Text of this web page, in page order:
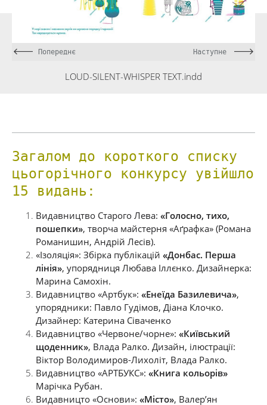
Наступне
Попереднє
LOUD-SILENT-WHISPER TEXT.indd
Загалом до короткого списку
цьогорічного конкурсу увійшло
15 видань:
Видавництво Старого Лева: «Голосно, тихо,
пошепки», творча майстерня «Аґрафка» (Романа
Романишин, Андрій Лесів).
«Ізоляція»: Збірка публікацій «Донбас. Перша
лінія», упорядниця Любава Іллєнко. Дизайнерка:
Марина Самохін.
Видавництво «Артбук»: «Енеїда Базилевича»,
упорядники: Павло Гудімов, Діана Клочко.
Дизайнер: Катерина Сіваченко
Видавництво «Червоне/чорне»: «Київський
щоденник», Влада Ралко. Дизайн, ілюстрації:
Віктор Володимиров-Лихоліт, Влада Ралко.
Видавництво «АРТБУКС»: «Книга кольорів»
Марічка Рубан.
Видавницто «Основи»: «Місто», Валер’ян